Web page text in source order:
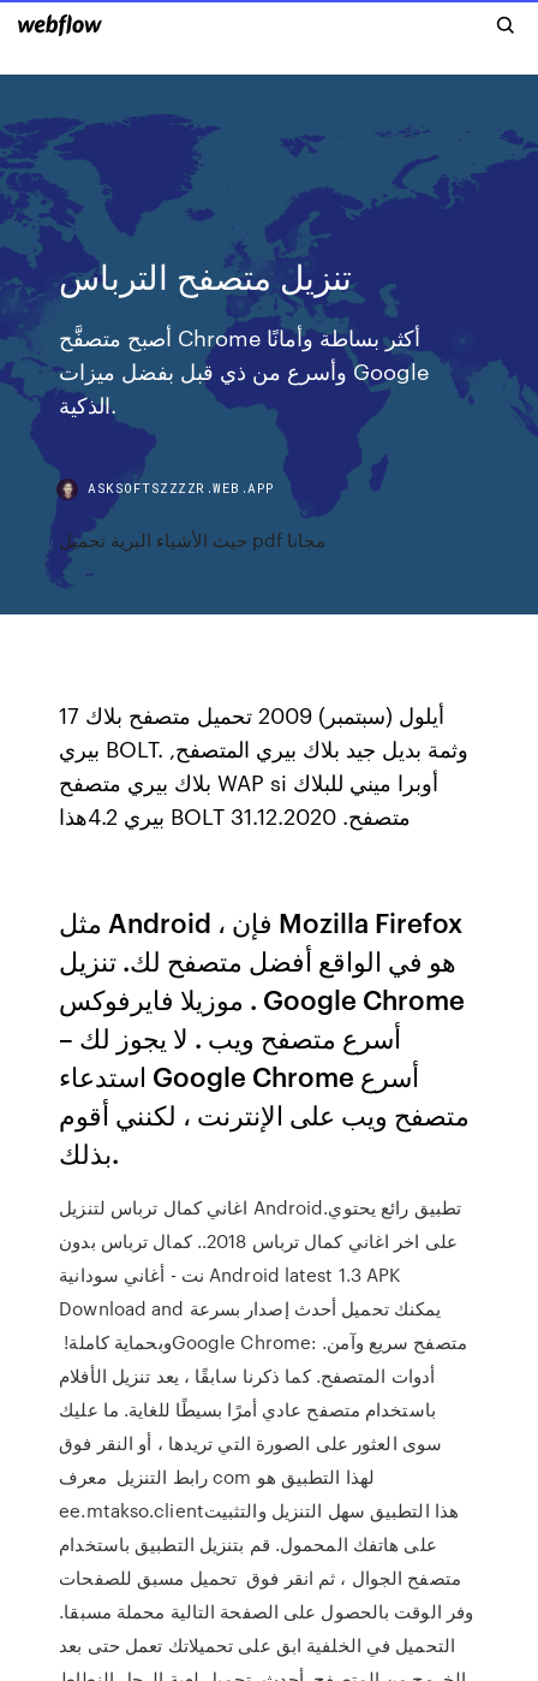
تنزيل متصفح الترباس
أصبح متصفَّح Chrome أكثر بساطة وأمانًا
وأسرع من ذي قبل بفضل ميزات Google
الذكية.
ASKSOFTSZZZZR.WEB.APP
حيث الأشياء البرية تحميل pdf مجانا
17 أيلول (سبتمبر) 2009 تحميل متصفح بلاك
بيري BOLT. وثمة بديل جيد بلاك بيري المتصفح,
بلاك بيري متصفح WAP si أوبرا ميني للبلاك
بيري 4.2هذا BOLT متصفح. 31.12.2020
مثل Android ، فإن Mozilla Firefox
هو في الواقع أفضل متصفح لك. تنزيل
موزيلا فايرفوكس . Google Chrome
– أسرع متصفح ويب . لا يجوز لك
استدعاء Google Chrome أسرع
متصفح ويب على الإنترنت ، لكنني أقوم
بذلك.
اغاني كمال ترباس لتنزيل Android.تطبيق رائع يحتوي
على اخر اغاني كمال ترباس 2018.. كمال ترباس بدون
نت - أغاني سودانية Android latest 1.3 APK
Download and يمكنك تحميل أحدث إصدار بسرعة
وبحماية كاملة! ‏Google Chrome: متصفح سريع وآمن.
أدوات المتصفح. كما ذكرنا سابقًا ، يعد تنزيل الأفلام
باستخدام متصفح عادي أمرًا بسيطًا للغاية. ما عليك
سوى العثور على الصورة التي تريدها ، أو النقر فوق
رابط التنزيل معرف com لهذا التطبيق هو
ee.mtakso.clientهذا التطبيق سهل التنزيل والتثبيت
على هاتفك المحمول. قم بتنزيل التطبيق باستخدام
متصفح الجوال ، ثم انقر فوق تحميل مسبق للصفحات
وفر الوقت بالحصول على الصفحة التالية محملة مسبقا.
التحميل في الخلفية ابق على تحميلاتك تعمل حتى بعد